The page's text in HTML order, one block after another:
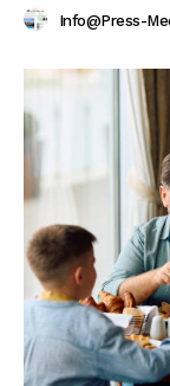
Info@press-